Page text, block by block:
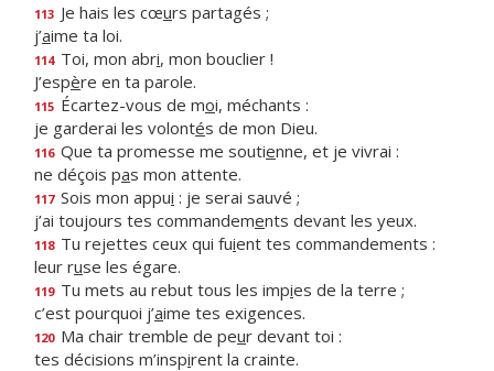
113 Je hais les cœurs partagés ;
j’aime ta loi.
114 Toi, mon abri, mon bouclier !
J’espère en ta parole.
115 Écartez-vous de moi, méchants :
je garderai les volontés de mon Dieu.
116 Que ta promesse me soutienne, et je vivrai :
ne déçois pas mon attente.
117 Sois mon appui : je serai sauvé ;
j’ai toujours tes commandements devant les yeux.
118 Tu rejettes ceux qui fuient tes commandements :
leur ruse les égare.
119 Tu mets au rebut tous les impies de la terre ;
c’est pourquoi j’aime tes exigences.
120 Ma chair tremble de peur devant toi :
tes décisions m’inspirent la crainte.